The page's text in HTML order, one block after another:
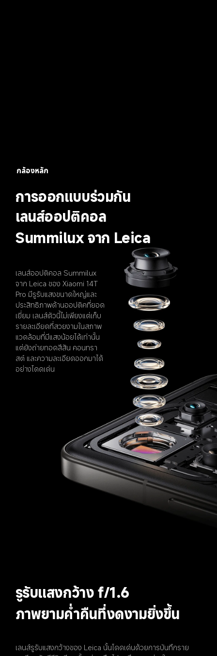
กล้องหลัก
การออกแบบร่วมกัน
เลนส์ออปติคอล
Summilux จาก Leica
เลนส์ออปติคอล Summilux
จาก Leica ของ Xiaomi 14T
Pro มีรูรับแสงขนาดใหญ่และ
ประสิทธิภาพด้านออปติคที่ยอด
เยี่ยม เลนส์ตัวนี้ไม่เพียงแต่เก็บ
รายละเอียดที่สวยงามในสภาพ
แวดล้อมที่มีแสงน้อยได้เท่านั้น
แต่ยังถ่ายทอดสีสัน คอนทรา
สต์ และความละเอียดออกมาได้
อย่างโดดเด่น
รูรับแสงกว้าง f/1.6
ภาพยามค่ำคืนที่งดงามยิ่งขึ้น
เลนส์รูรับแสงกว้างของ Leica นั้นโดดเด่นด้วยการบันทึกราย